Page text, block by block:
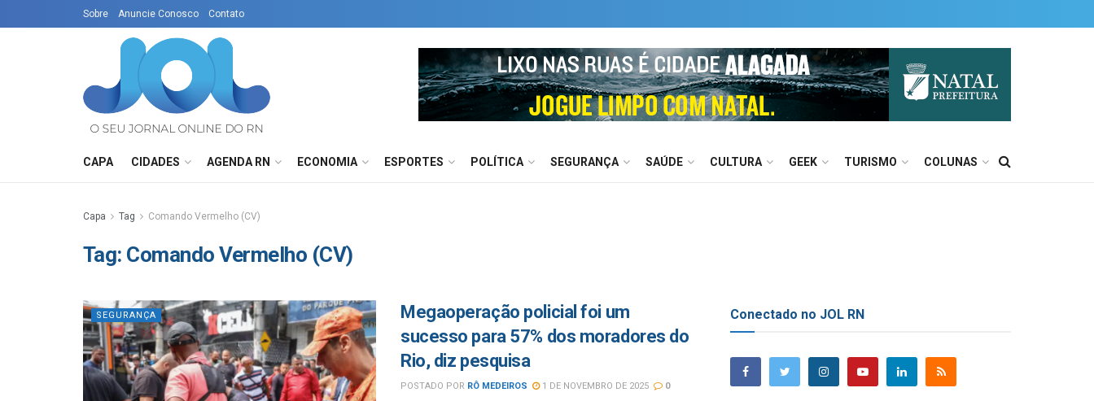
Sobre Anuncie Conosco Contato
CAPA CIDADES AGENDA RN ECONOMIA ESPORTES POLÍTICA SEGURANÇA SAÚDE CULTURA GEEK TURISMO COLUNAS
Capa Tag Comando Vermelho (CV)
Tag: Comando Vermelho (CV)
SEGURANÇA
Megaoperação policial foi um
sucesso para 57% dos moradores do
Rio, diz pesquisa
POSTADO POR RÔ MEDEIROS 1 DE NOVEMBRO DE 2025 0
Conectado no JOL RN